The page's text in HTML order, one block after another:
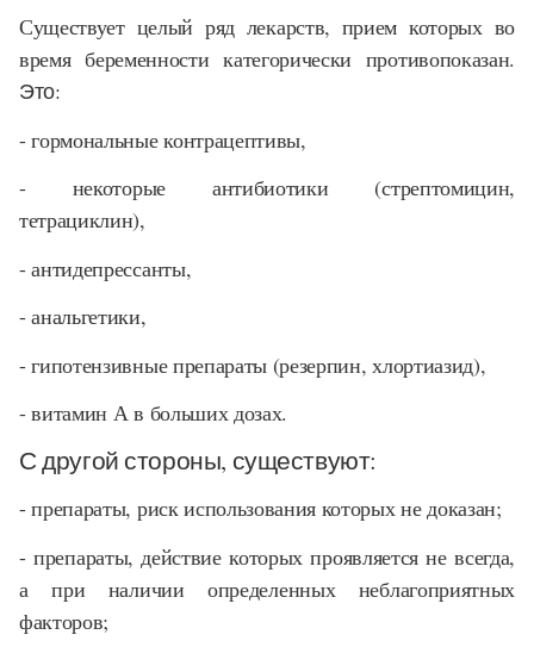
Существует целый ряд лекарств, прием которых во
время беременности категорически противопоказан.
Это:
- гормональные контрацептивы,
- некоторые антибиотики (стрептомицин,
тетрациклин),
- антидепрессанты,
- анальгетики,
- гипотензивные препараты (резерпин, хлортиазид),
- витамин А в больших дозах.
С другой стороны, существуют:
- препараты, риск использования которых не доказан;
- препараты, действие которых проявляется не всегда,
а при наличии определенных неблагоприятных
факторов;